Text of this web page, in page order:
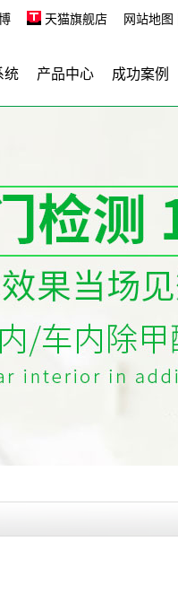
天猫旗舰店 网站地图
统 产品中心 成功案例